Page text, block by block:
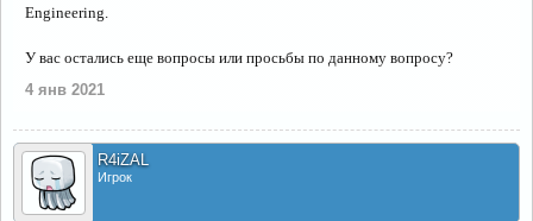
Engineering.
У вас остались еще вопросы или просьбы по данному вопросу?
4 янв 2021
R4iZAL
Игрок